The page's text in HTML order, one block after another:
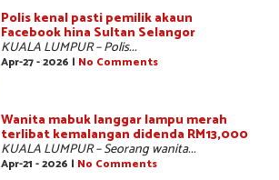
Polis kenal pasti pemilik akaun
Facebook hina Sultan Selangor
KUALA LUMPUR – Polis...
Apr-27 - 2026 | No Comments
Wanita mabuk langgar lampu merah
terlibat kemalangan didenda RM13,000
KUALA LUMPUR – Seorang wanita...
Apr-21 - 2026 | No Comments